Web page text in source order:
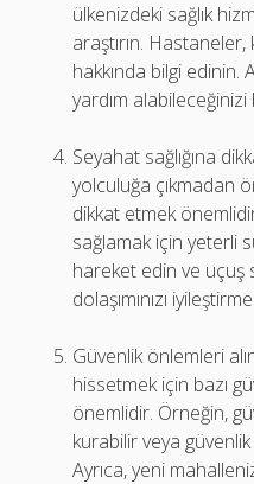
ülkenizdeki sağlık
araştırın.
hakkında bilgi
yardım
Seyahat sağlığına
yolculuğa çıkmadan
dikkat etmek
sağlamak için yeterli
hareket edin ve uçuş
dolaşımınızı
Güvenlik önlemleri
hissetmek için bazı
önemlidir. Örneğin,
kurabilir veya
Ayrıca, yeni